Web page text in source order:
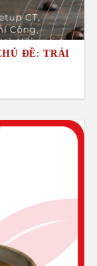
ĐỀ: TRẢI